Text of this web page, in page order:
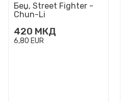
Беџ, Street Fighter -
Chun-Li
420 МКД
6,80 EUR